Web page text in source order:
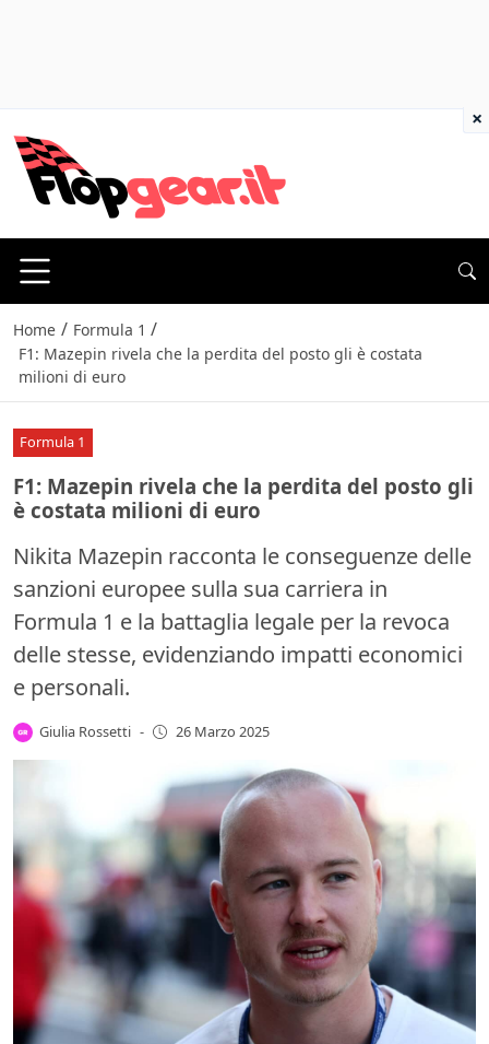
Home / Formula 1 /
F1: Mazepin rivela che la perdita del posto gli è costata
milioni di euro
Formula 1
F1: Mazepin rivela che la perdita del posto gli
è costata milioni di euro
Nikita Mazepin racconta le conseguenze delle
sanzioni europee sulla sua carriera in
Formula 1 e la battaglia legale per la revoca
delle stesse, evidenziando impatti economici
e personali.
Giulia Rossetti - 26 Marzo 2025
×